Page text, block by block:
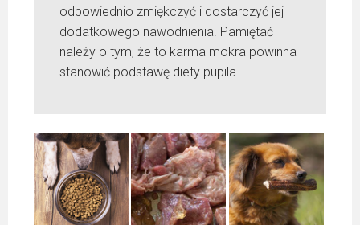
odpowiednio zmiękczyć i dostarczyć jej
dodatkowego nawodnienia. Pamiętać
należy o tym, że to karma mokra powinna
stanowić podstawę diety pupila.